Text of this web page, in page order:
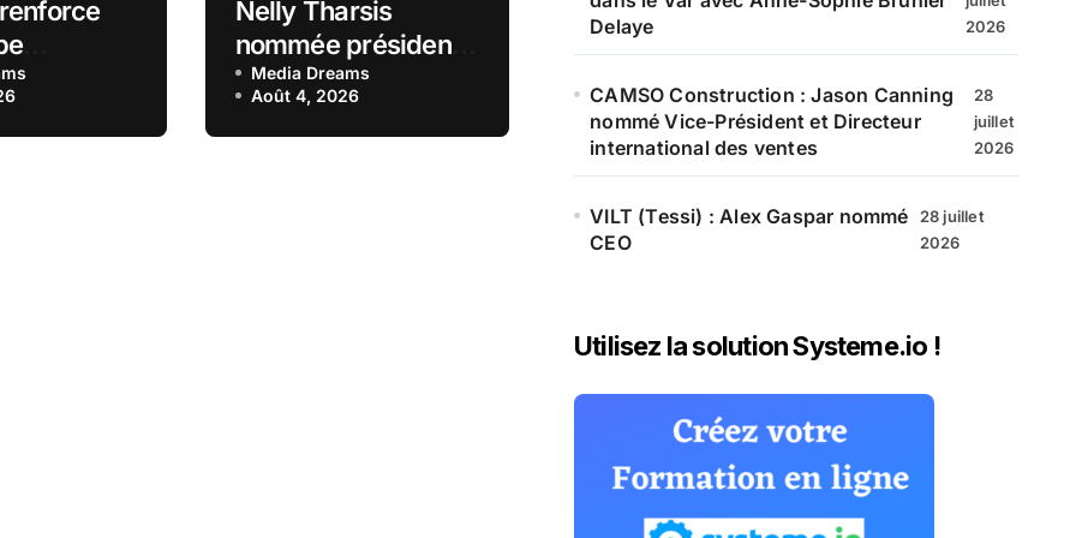
dans
Nelly Tharsis
nommée présidente
du directoire de la
Banque Européenne
du Crédit Mutuel
Media Dreams
Août 4, 2026
Delaye
2026
CAMSO Construction : Jason Canning
nommé Vice-Président et Directeur
international des ventes
28
juillet
2026
VILT (Tessi) : Alex Gaspar nommé
CEO
28 juillet
2026
Utilisez la solution Systeme.io !